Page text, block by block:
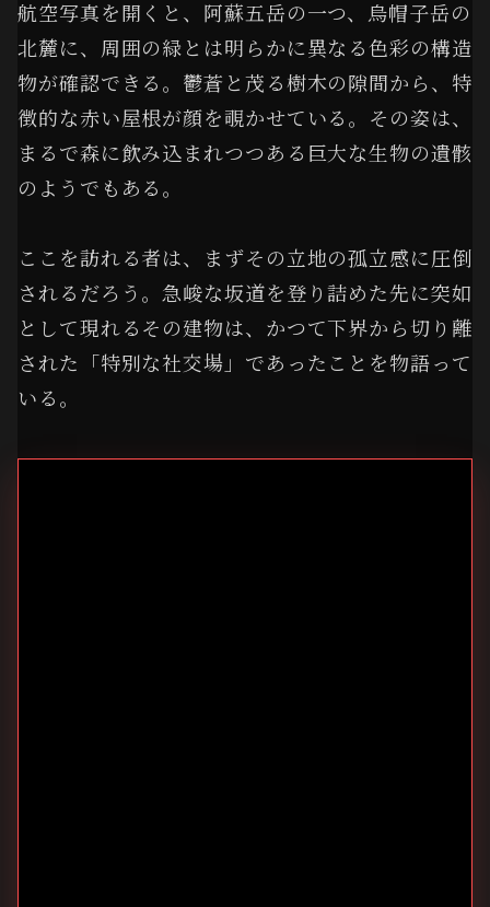
航空写真を開くと、阿蘇五岳の一つ、烏帽子岳の
北麓に、周囲の緑とは明らかに異なる色彩の構造
物が確認できる。鬱蒼と茂る樹木の隙間から、特
徴的な赤い屋根が顔を覗かせている。その姿は、
まるで森に飲み込まれつつある巨大な生物の遺骸
のようでもある。
ここを訪れる者は、まずその立地の孤立感に圧倒
されるだろう。急峻な坂道を登り詰めた先に突如
として現れるその建物は、かつて下界から切り離
された「特別な社交場」であったことを物語って
いる。